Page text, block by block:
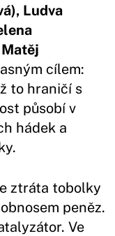
Ludva
cílem:
to hraničí s
působí v
hádek a
ztráta tobolky
peněz.
Ve